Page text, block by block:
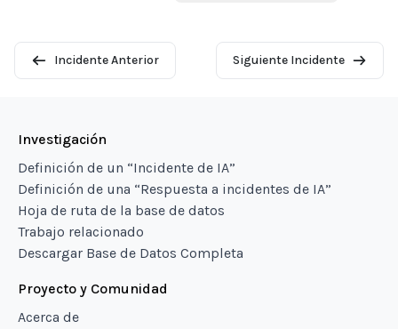
Incidente Anterior Siguiente Incidente
Investigación
Definición de un “Incidente de IA”
Definición de una “Respuesta a incidentes de IA”
Hoja de ruta de la base de datos
Trabajo relacionado
Descargar Base de Datos Completa
Proyecto y Comunidad
Acerca de